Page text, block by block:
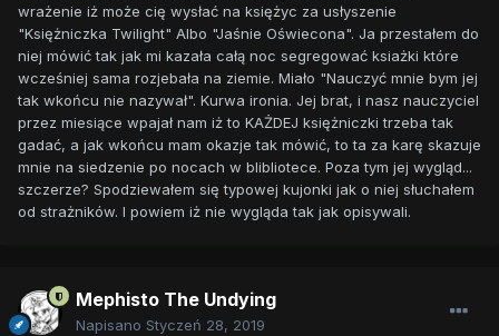
wrażenie iż może cię wysłać na księżyc za usłyszenie
"Księżniczka Twilight" Albo "Jaśnie Oświecona". Ja przestałem do
niej mówić tak jak mi kazała całą noc segregować ksiażki które
wcześniej sama rozjebała na ziemie. Miało "Nauczyć mnie bym jej
tak wkońcu nie nazywał". Kurwa ironia. Jej brat, i nasz nauczyciel
przez miesiące wpajał nam iż to KAŻDEJ księżniczki trzeba tak
gadać, a jak wkońcu mam okazje tak mówić, to ta za karę skazuje
mnie na siedzenie po nocach w blibliotece. Poza tym jej wygląd...
szczerze? Spodziewałem się typowej kujonki jak o niej słuchałem
od strażników. I powiem iż nie wygląda tak jak opisywali.
Mephisto The Undying
Napisano Styczeń 28, 2019